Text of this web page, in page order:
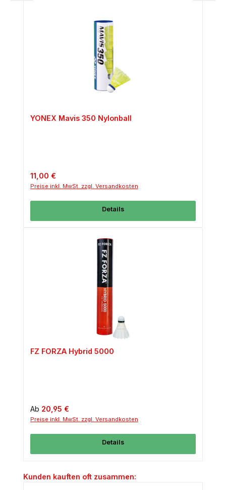
YONEX Mavis 350 Nylonball
Regulärer Preis:
11,00 €
Preise inkl. MwSt. zzgl. Versandkosten
Details
FZ FORZA Hybrid 5000
Regulärer Preis:
Ab 20,95 €
Preise inkl. MwSt. zzgl. Versandkosten
Details
Produktgalerie überspringen
Kunden kauften oft zusammen: